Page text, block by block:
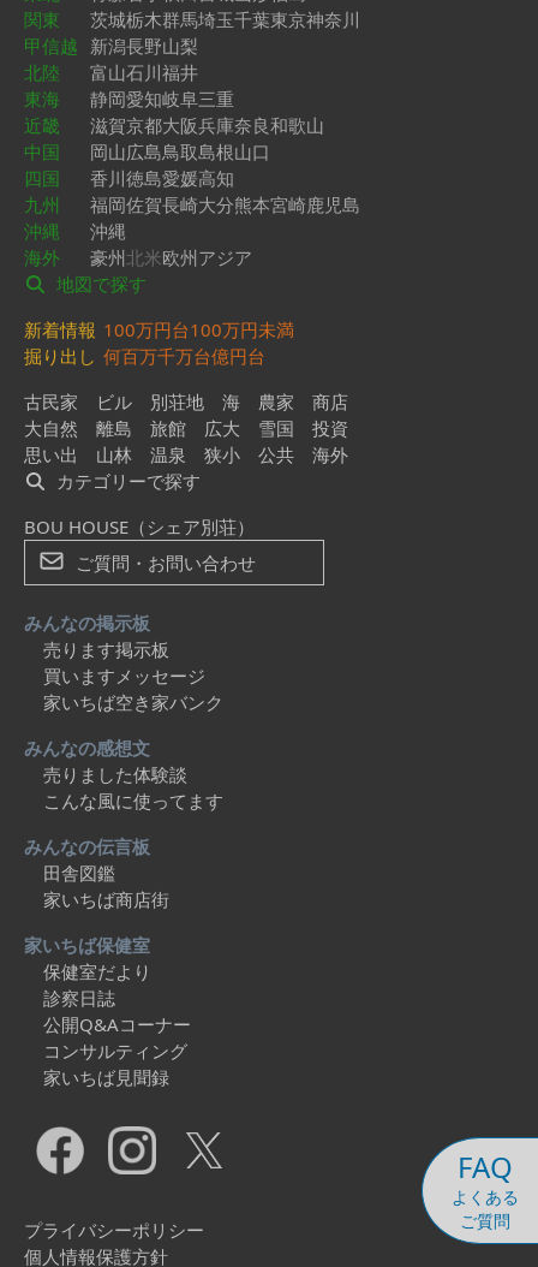
FAQ
よくある
ご質問
関東
茨城栃木群馬埼玉千葉東京神奈川
甲信越 新潟長野山梨
北陸
富山石川福井
東海
静岡愛知岐阜三重
近畿
滋賀京都大阪兵庫奈良和歌山
中国
岡山広島鳥取島根山口
四国
香川徳島愛媛高知
九州
福岡佐賀長崎大分熊本宮崎鹿児島
沖縄
沖縄
海外
豪州北米欧州アジア
地図で探す
新着情報 100万円台100万円未満
掘り出し 何百万千万台億円台
古民家
ビル 別荘地 海 農家
商店
大自然
離島 旅館 広大 雪国
投資
思い出
山林 温泉 狭小 公共
海外
カテゴリーで探す
BOU HOUSE（シェア別荘）
ご質問・お問い合わせ
みんなの掲示板
売ります掲示板
買いますメッセージ
家いちば空き家バンク
みんなの感想文
売りました体験談
こんな風に使ってます
みんなの伝言板
田舎図鑑
家いちば商店街
家いちば保健室
保健室だより
診察日誌
公開Q&Aコーナー
コンサルティング
家いちば見聞録
プライバシーポリシー
個人情報保護方針